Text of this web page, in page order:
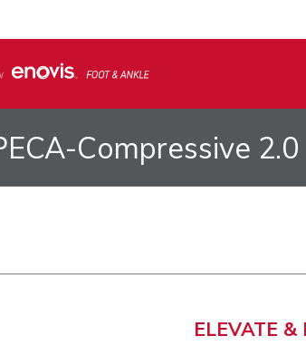
Compressive 2.0
ELEVATE &